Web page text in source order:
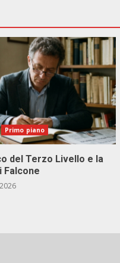
Primo piano
del Terzo Livello e la
Falcone